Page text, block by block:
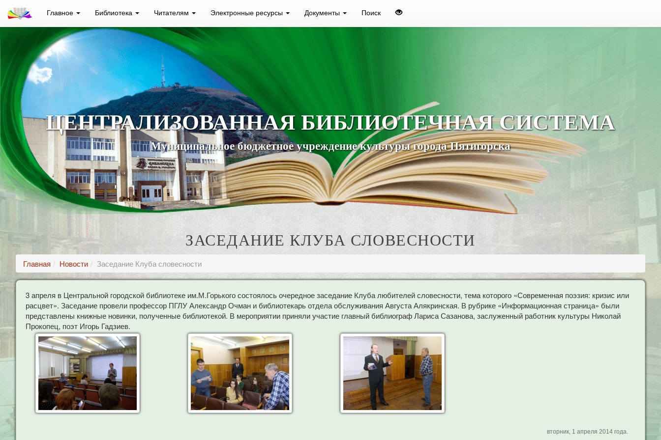
Главное Библиотека Читателям Электронные ресурсы Документы Поиск
ЦЕНТРАЛИЗОВАННАЯ БИБЛИОТЕЧНАЯ СИСТЕМА
Муниципальное бюджетное учреждение культуры города Пятигорска
ЗАСЕДАНИЕ КЛУБА СЛОВЕСНОСТИ
Главная Новости Заседание Клуба словесности
3 апреля в Центральной городской библиотеке им.М.Горького состоялось очередное заседание Клуба любителей словесности, тема которого «Современная поэзия: кризис или
расцвет». Заседание провели профессор ПГЛУ Александр Очман и библиотекарь отдела обслуживания Августа Алякринская. В рубрике «Информационная страница» были
представлены книжные новинки, полученные библиотекой. В мероприятии приняли участие главный библиограф Лариса Сазанова, заслуженный работник культуры Николай
Прокопец, поэт Игорь Гадзиев.
вторник, 1 апреля 2014 года.